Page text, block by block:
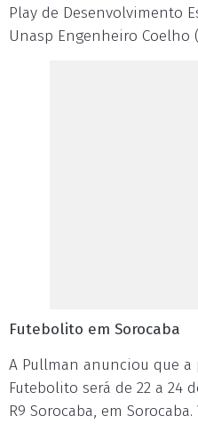
Play de Desenvolvimento
Unasp Engenheiro Coelho
Futebolito em Sorocaba
A Pullman anunciou que
Futebolito será de 22 a 24
R9 Sorocaba, em